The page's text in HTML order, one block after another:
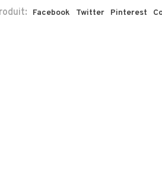
Facebook Twitter Pinterest